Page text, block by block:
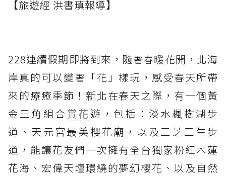
【旅遊經 洪書瑱報導】
228連續假期即將到來，隨著春暖花開，北海
岸真的可以變著「花」樣玩，感受春天所帶
來的療癒季節！新北在春天之際，有一個黃
金三角組合 賞花 遊，包括：淡水楓樹湖步
道、天元宮最美櫻花廟，以及三芝三生步
道，能讓花友們一次擁有全台獨家粉紅木蓮
花海、宏偉天壇環繞的夢幻櫻花、以及自然